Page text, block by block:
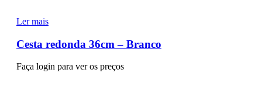
Ler mais
Cesta redonda 36cm – Branco
Faça login para ver os preços